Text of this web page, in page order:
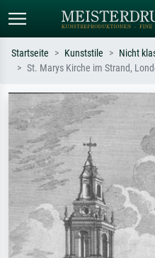
Suchen Sie nach Künstlern, Werktiteln
oder Stilen – z.B. Monet,
Sternennacht, Impressionismus, Welle
Hokusai, Akt.
Startseite Kunststile Nicht
St. Marys Kirche im Strand,